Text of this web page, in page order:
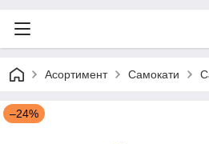
Асортимент Самокати
–24%